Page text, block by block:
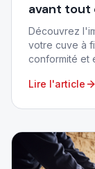
avant tout
Découvrez
votre cuve à
conformité et
Lire l'article